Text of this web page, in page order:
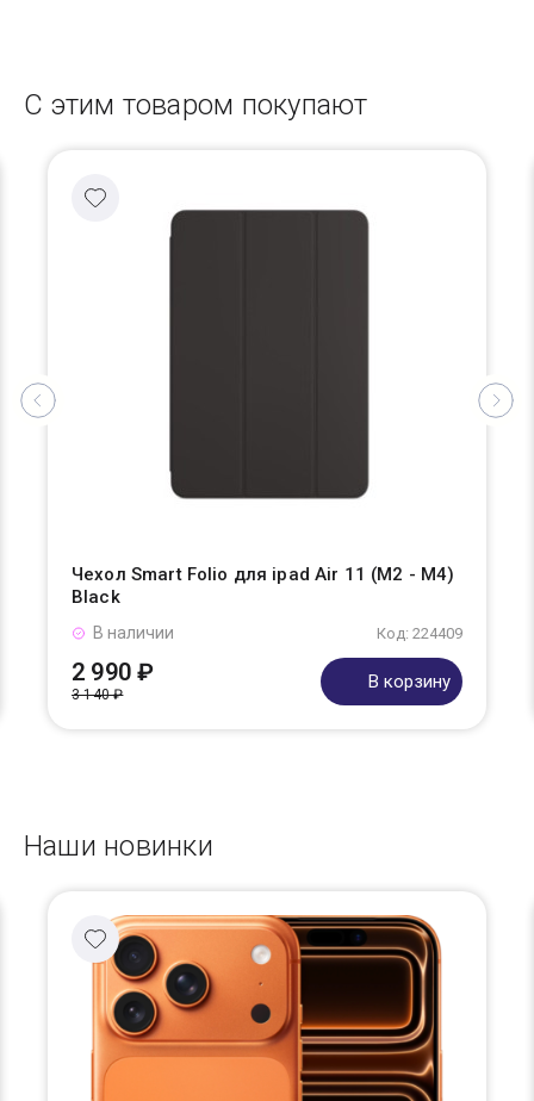
С этим товаром покупают
Чехол Smart Folio для ipad Air 11 (M2 - M4)
Black
Код: 224409
В наличии
2 990 ₽
3 140 ₽
В корзину
Наши новинки